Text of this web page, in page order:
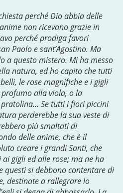
perché Dio abbia delle
non ricevano grazie in
perché prodiga favori
Paolo e sant’Agostino. Ma
a questo mistero. Mi ha messo
natura, ed ho capito che tutti
le rose magnifiche e i gigli
alla viola, o la
Se tutti i fiori piccini
perderebbe la sua veste di
più smaltati di
delle anime, che è il
creare i grandi Santi, che
gigli ed alle rose; ma ne ha
questi si debbono contentare di
destinate a rallegrare lo